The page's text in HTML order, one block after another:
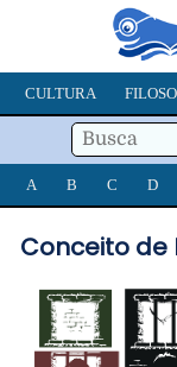
CULTURA
A B C D
Conceito de